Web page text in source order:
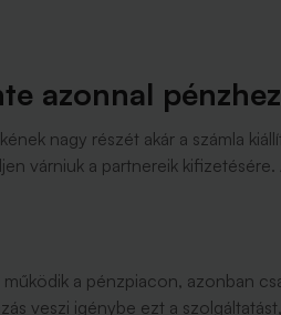
azonnal
nagy részét akár a számla
várniuk a partnereik
a pénzpiacon, azonban
veszi igénybe ezt a